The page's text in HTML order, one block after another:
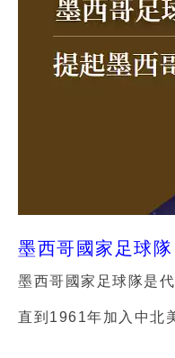
墨西哥國家足球隊
墨西哥國家足球隊是
直到1961年加入中北